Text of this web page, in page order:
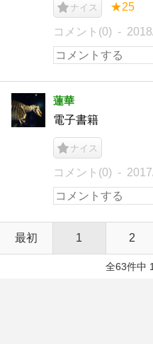
ナイス ★25
コメント(0)
蓮華
電子書籍
ナイス
コメント(0)
最初 1 2
全63件中